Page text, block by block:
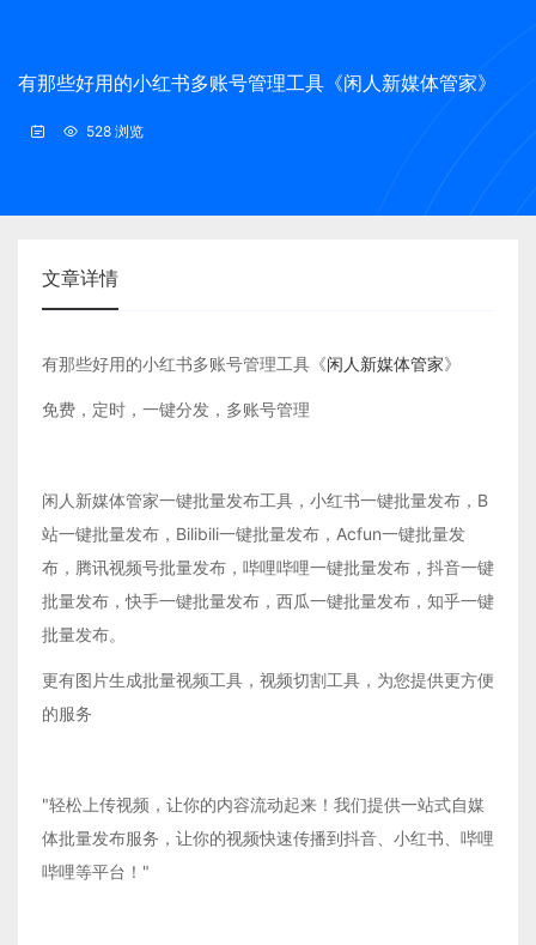
有那些好用的小红书多账号管理工具《闲人新媒体管家》
528 浏览
文章详情
有那些好用的小红书多账号管理工具《闲人新媒体管家》
免费，定时，一键分发，多账号管理
闲人新媒体管家一键批量发布工具，小红书一键批量发布，B
站一键批量发布，Bilibili一键批量发布，Acfun一键批量发
布，腾讯视频号批量发布，哔哩哔哩一键批量发布，抖音一键
批量发布，快手一键批量发布，西瓜一键批量发布，知乎一键
批量发布。
更有图片生成批量视频工具，视频切割工具，为您提供更方便
的服务
"轻松上传视频，让你的内容流动起来！我们提供一站式自媒
体批量发布服务，让你的视频快速传播到抖音、小红书、哔哩
哔哩等平台！"